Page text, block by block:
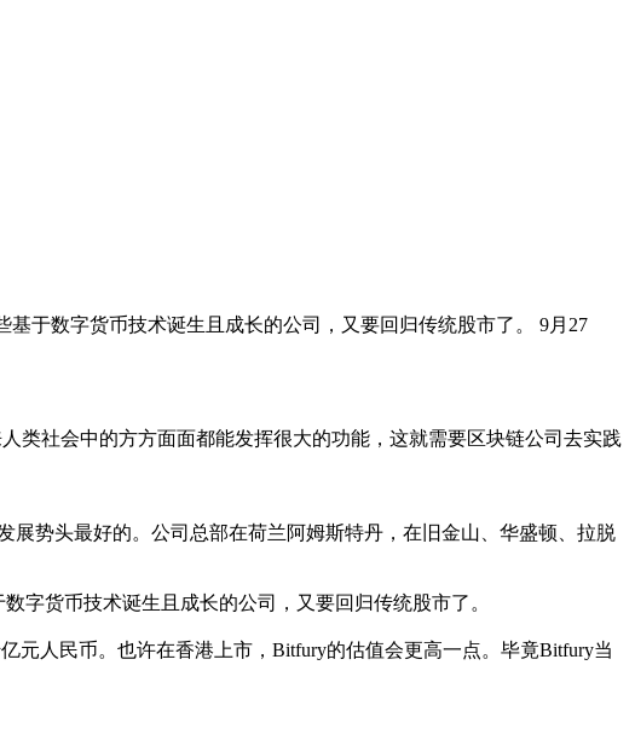
于数字货币技术诞生且成长的公司，又要回归传统股市了。 9月27
社会中的方方面面都能发挥很大的功能，这就需要区块链公司去实践
势头最好的。公司总部在荷兰阿姆斯特丹，在旧金山、华盛顿、拉脱
货币技术诞生且成长的公司，又要回归传统股市了。
人民币。也许在香港上市，Bitfury的估值会更高一点。毕竟Bitfury当